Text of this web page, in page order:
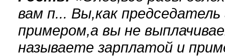
вам п... Вы,как
примером,а вы не
называете зарплатой и